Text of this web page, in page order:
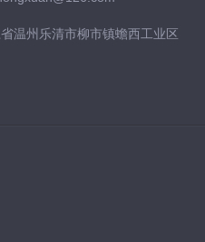
温州乐清市柳市镇蟾西工业区